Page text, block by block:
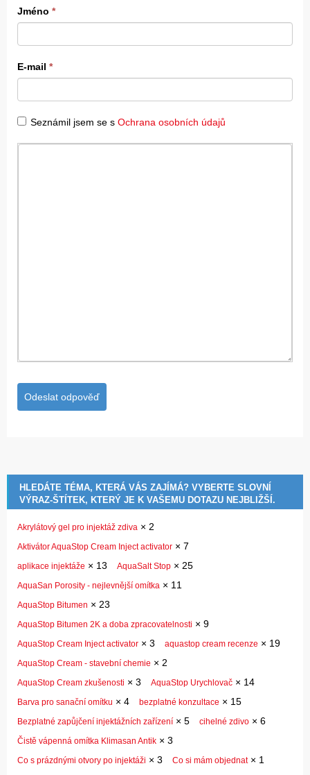
Jméno *
E-mail *
Seznámil jsem se s Ochrana osobních údajů
HLEDÁTE TÉMA, KTERÁ VÁS ZAJÍMÁ? VYBERTE SLOVNÍ
VÝRAZ-ŠTÍTEK, KTERÝ JE K VAŠEMU DOTAZU NEJBLIŽŠÍ.
Akrylátový gel pro injektáž zdiva × 2
Aktivátor AquaStop Cream Inject activator × 7
aplikace injektáže × 13 AquaSalt Stop × 25
AquaSan Porosity - nejlevnější omítka × 11
AquaStop Bitumen × 23
AquaStop Bitumen 2K a doba zpracovatelnosti × 9
AquaStop Cream Inject activator × 3 aquastop cream recenze × 19
AquaStop Cream - stavební chemie × 2
AquaStop Cream zkušenosti × 3 AquaStop Urychlovač × 14
Barva pro sanační omítku × 4 bezplatné konzultace × 15
Bezplatné zapůjčení injektážních zařízení × 5 cihelné zdivo × 6
Čistě vápenná omítka Klimasan Antik × 3
Co s prázdnými otvory po injektáži × 3 Co si mám objednat× 1